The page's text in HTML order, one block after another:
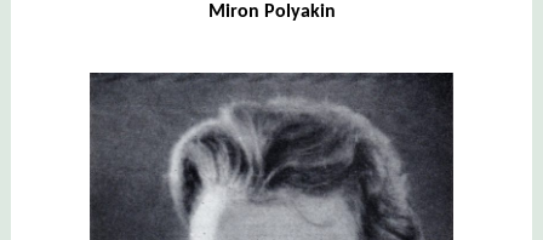
Miron Polyakin